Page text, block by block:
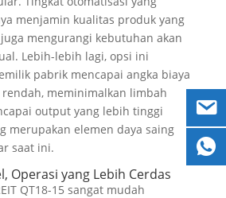
menjamin kualitas produk yang
mengurangi kebutuhan akan
Lebih-lebih lagi, opsi ini
pabrik mencapai angka biaya
meminimalkan limbah
output yang lebih tinggi
merupakan elemen daya saing
saat ini.
Operasi yang Lebih Cerdas
QT18-15 sangat mudah